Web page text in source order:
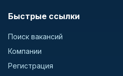
Crepelle(5)
Cummins(146)
Daihatsu
Dal Diesel
Быстрые ссылки
Поиск вакансий
Компании
Регистрация